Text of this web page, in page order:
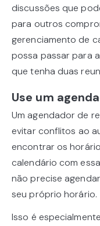
discussões que
para outros
gerenciamento de
possa passar para
que tenha duas
Use um
Um agendador de
evitar conflitos ao
encontrar os
calendário com
não precise
seu próprio horário.
Isso é